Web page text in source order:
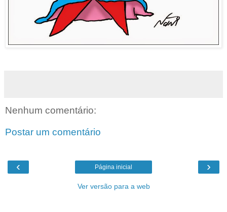
Nenhum comentário:
Postar um comentário
‹ ›
Página inicial
Ver versão para a web